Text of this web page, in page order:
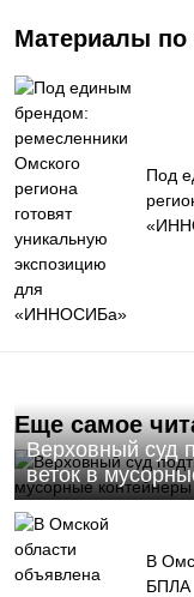
Материалы по
Под
Еще самое
Верховный суд
веток в
В
БПЛА